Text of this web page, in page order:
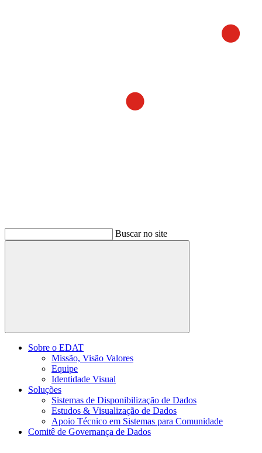
Buscar no site
Buscar
Sobre o EDAT
Missão, Visão Valores
Equipe
Identidade Visual
Soluções
Sistemas de Disponibilização de Dados
Estudos & Visualização de Dados
Apoio Técnico em Sistemas para Comunidade
Comitê de Governança de Dados